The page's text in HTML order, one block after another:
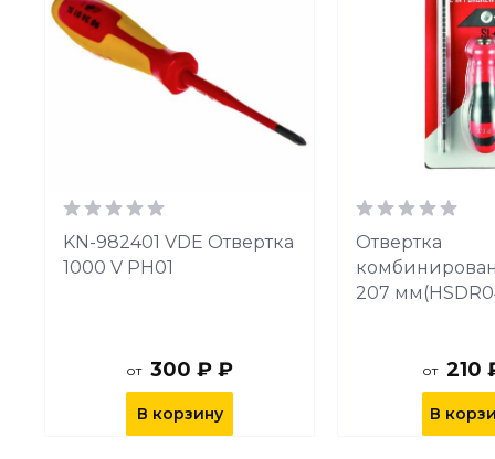
KN-982401 VDE Отвертка
1000 V РН01
от 300 ₽ ₽
В корзину
Отвертка
207
от 210
В